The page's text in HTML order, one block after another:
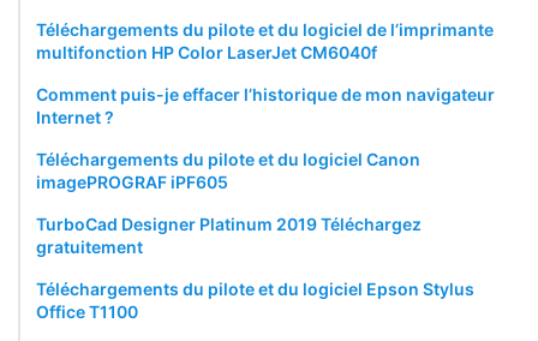
Téléchargements du pilote et du logiciel de l’imprimante
multifonction HP Color LaserJet CM6040f
Comment puis-je effacer l’historique de mon navigateur
Internet ?
Téléchargements du pilote et du logiciel Canon
imagePROGRAF iPF605
TurboCad Designer Platinum 2019 Téléchargez
gratuitement
Téléchargements du pilote et du logiciel Epson Stylus
Office T1100